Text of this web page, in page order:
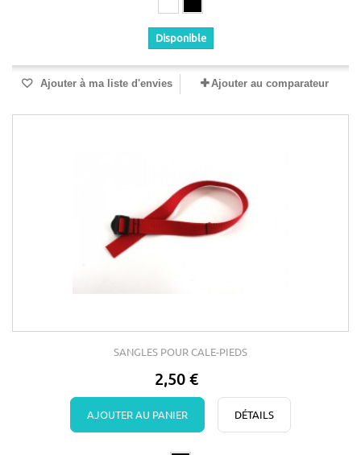
Disponible
Ajouter à ma liste d'envies Ajouter au comparateur
SANGLES POUR CALE-PIEDS
2,50 €
AJOUTER AU PANIER DÉTAILS